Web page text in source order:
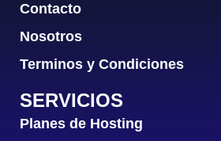
Contacto
Nosotros
Terminos y Condiciones
SERVICIOS
Planes de Hosting